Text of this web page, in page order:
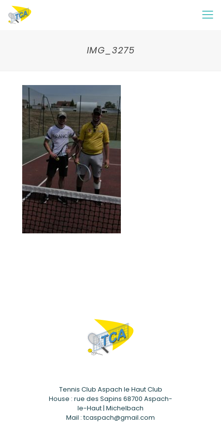
IMG_3275
Tennis Club Aspach le Haut Club
House : rue des Sapins 68700 Aspach-
le-Haut | Michelbach
Mail : tcaspach@gmail.com